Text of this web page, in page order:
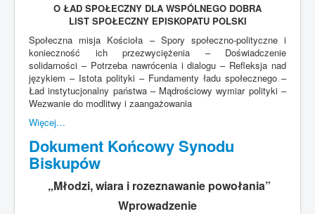
O ŁAD SPOŁECZNY DLA WSPÓLNEGO DOBRA
LIST SPOŁECZNY EPISKOPATU POLSKI
Społeczna misja Kościoła – Spory społeczno-polityczne i
konieczność ich przezwyciężenia – Doświadczenie
solidarności – Potrzeba nawrócenia i dialogu – Refleksja nad
językiem – Istota polityki – Fundamenty ładu społecznego –
Ład instytucjonalny państwa – Mądrościowy wymiar polityki –
Wezwanie do modlitwy i zaangażowania
Więcej…
Dokument Końcowy Synodu
Biskupów
„Młodzi, wiara i rozeznawanie powołania”
Wprowadzenie